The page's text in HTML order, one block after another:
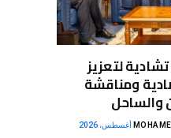
لتعزيز
ومناقشة
والساحل